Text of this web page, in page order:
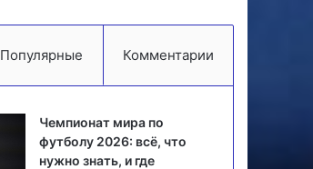
Популярные Комментарии
Чемпионат мира по
футболу 2026: всё, что
нужно знать, и где